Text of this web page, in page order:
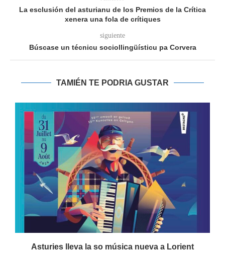
La esclusión del asturianu de los Premios de la Crítica
xenera una fola de crítiques
siguiente
Búscase un técnicu sociollingüísticu pa Corvera
TAMIÉN TE PODRIA GUSTAR
Asturies lleva la so música nueva a Lorient